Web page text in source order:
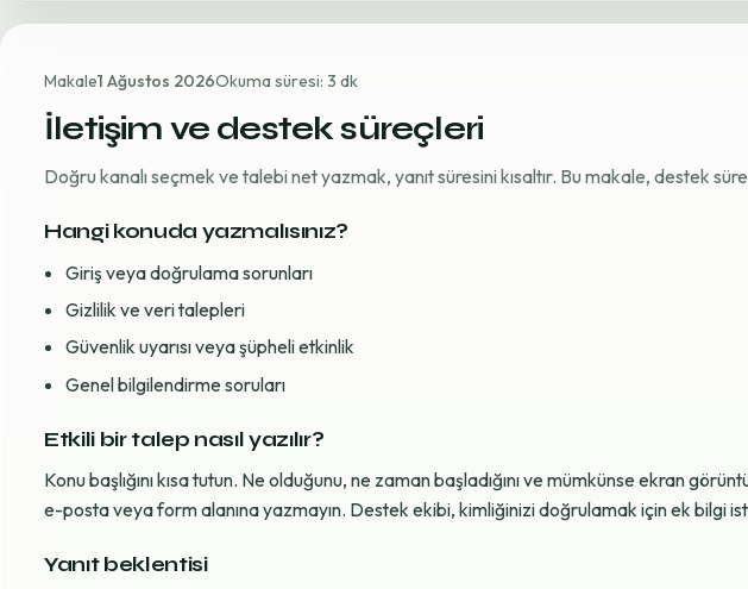
Makale1 Ağustos 2026Okuma süresi: 3 dk
İletişim ve destek süreçleri
Doğru kanalı seçmek ve talebi net yazmak, yanıt süresini kısaltır. Bu makale, destek
Hangi konuda yazmalısınız?
Giriş veya doğrulama sorunları
Gizlilik ve veri talepleri
Güvenlik uyarısı veya şüpheli etkinlik
Genel bilgilendirme soruları
Etkili bir talep nasıl yazılır?
Konu başlığını kısa tutun. Ne olduğunu, ne zaman başladığını ve mümkünse ekran
e-posta veya form alanına yazmayın. Destek ekibi, kimliğinizi doğrulamak için ek bilgi
Yanıt beklentisi